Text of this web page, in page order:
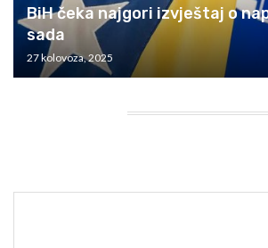
BiH čeka najgori izvještaj o
sada
27 kolovoza, 2025